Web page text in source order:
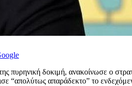
πυρηνική δοκιμή, ανακοίνωσε ο
“απολύτως απαράδεκτο” το